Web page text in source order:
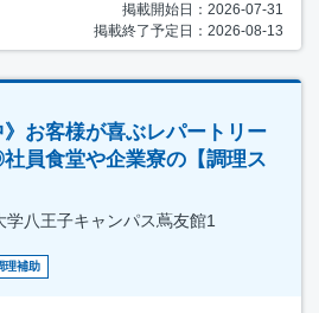
掲載開始日：2026-07-31
掲載終了予定日：2026-08-13
》お客様が喜ぶレパートリー
員食堂や企業寮の【調理ス
八王子キャンパス蔦友館1
理補助